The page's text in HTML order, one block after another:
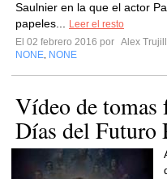
Saulnier en la que el actor
papeles...
Leer el resto
El 02 febrero 2016 por Alex
NONE NONE
Vídeo de tomas
Días del Futuro